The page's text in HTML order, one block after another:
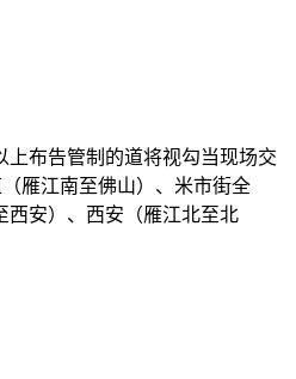
上布告管制的道将视勾当现场交
雁江南至佛山）、米市街全
西安）、西安（雁江北至北